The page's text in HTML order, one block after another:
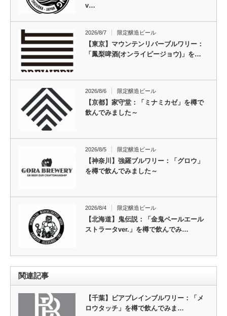
v…
2026/8/7 限定醸造ビール
【東京】マウンテンリバーブルワリー：
「鳳梨啤酒(オンライピージョウ)」を…
2026/8/6 限定醸造ビール
【京都】家守堂：「ミナミカゼ」を樽で
飲んでみました～
2026/8/5 限定醸造ビール
【神奈川】強羅ブルワリー：「グロウ」
を樽で飲んでみました～
2026/8/4 限定醸造ビール
【北海道】鬼伝説：「金鬼ペールエール
ストラータver.」を樽で飲んでみ…
関連記事
【千葉】ビアブレインブルワリー：「メ
ロウタッチ」を樽で飲んでみま…